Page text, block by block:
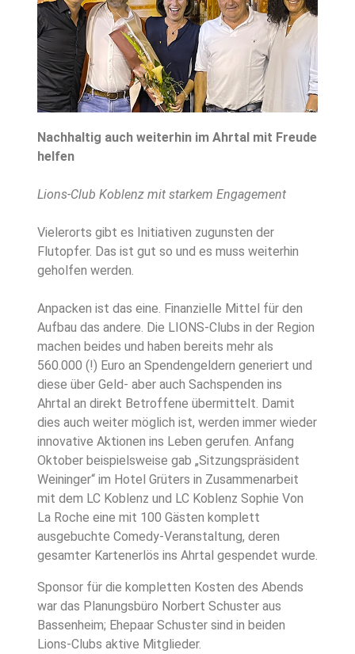
Nachhaltig auch weiterhin im Ahrtal mit Freude
helfen
Lions-Club Koblenz mit starkem Engagement
Vielerorts gibt es Initiativen zugunsten der
Flutopfer. Das ist gut so und es muss weiterhin
geholfen werden.
Anpacken ist das eine. Finanzielle Mittel für den
Aufbau das andere. Die LIONS-Clubs in der Region
machen beides und haben bereits mehr als
560.000 (!) Euro an Spendengeldern generiert und
diese über Geld- aber auch Sachspenden ins
Ahrtal an direkt Betroffene übermittelt. Damit
dies auch weiter möglich ist, werden immer wieder
innovative Aktionen ins Leben gerufen. Anfang
Oktober beispielsweise gab „Sitzungspräsident
Weininger“ im Hotel Grüters in Zusammenarbeit
mit dem LC Koblenz und LC Koblenz Sophie Von
La Roche eine mit 100 Gästen komplett
ausgebuchte Comedy-Veranstaltung, deren
gesamter Kartenerlös ins Ahrtal gespendet wurde.
Sponsor für die kompletten Kosten des Abends
war das Planungsbüro Norbert Schuster aus
Bassenheim; Ehepaar Schuster sind in beiden
Lions-Clubs aktive Mitglieder.